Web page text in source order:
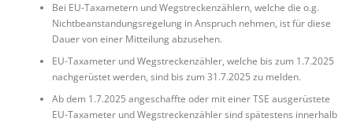
Bei EU-Taxametern und Wegstreckenzählern, welche die o.g.
Nichtbeanstandungsregelung in Anspruch nehmen, ist für diese
Dauer von einer Mitteilung abzusehen.
EU-Taxameter und Wegstreckenzähler, welche bis zum 1.7.2025
nachgerüstet werden, sind bis zum 31.7.2025 zu melden.
Ab dem 1.7.2025 angeschaffte oder mit einer TSE ausgerüstete
EU-Taxameter und Wegstreckenzähler sind spätestens innerhalb